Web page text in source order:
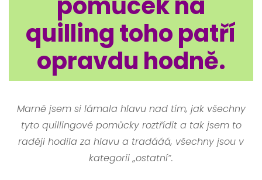
quilling toho patří
opravdu hodně.
Marně jsem si lámala hlavu nad tím, jak všechny
tyto quillingové pomůcky roztřídit a tak jsem to
raději hodila za hlavu a tradááá, všechny jsou v
kategorii „ostatní“.